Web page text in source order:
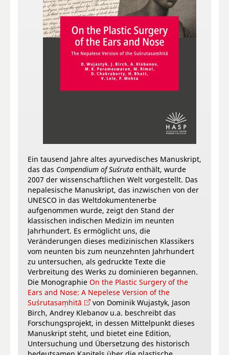
Ein tausend Jahre altes ayurvedisches Manuskript,
das das Compendium of Suśruta enthält, wurde
2007 der wissenschaftlichen Welt vorgestellt. Das
nepalesische Manuskript, das inzwischen von der
UNESCO in das Weltdokumentenerbe
aufgenommen wurde, zeigt den Stand der
klassischen indischen Medizin im neunten
Jahrhundert. Es ermöglicht uns, die
Veränderungen dieses medizinischen Klassikers
vom neunten bis zum neunzehnten Jahrhundert
zu untersuchen, als gedruckte Texte die
Verbreitung des Werks zu dominieren begannen.
Die Monographie On the Plastic Surgery of the
Ears and Nose: A Nepelese Version of the
Suśrutasaṃhitā
von Dominik Wujastyk, Jason
Birch, Andrey Klebanov u.a. beschreibt das
Forschungsprojekt, in dessen Mittelpunkt dieses
Manuskript steht, und bietet eine Edition,
Untersuchung und Übersetzung des historisch